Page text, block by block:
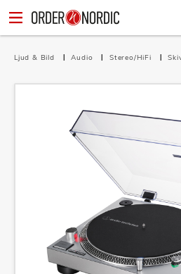
Ljud & Bild Audio Stereo/HiFi